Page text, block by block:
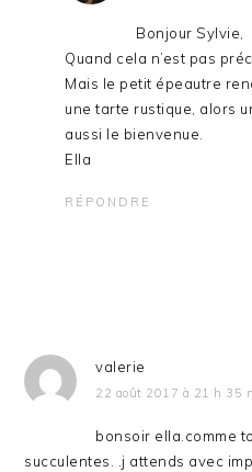
Bonjour Sylvie,
Quand cela n’est pas
Mais le petit épeautre
une tarte rustique, alors
aussi le bienvenue.
Ella
RÉPONDRE
valerie
22 août 2017 à 21 h 35
bonsoir ella.comme
succulentes. .j attends avec